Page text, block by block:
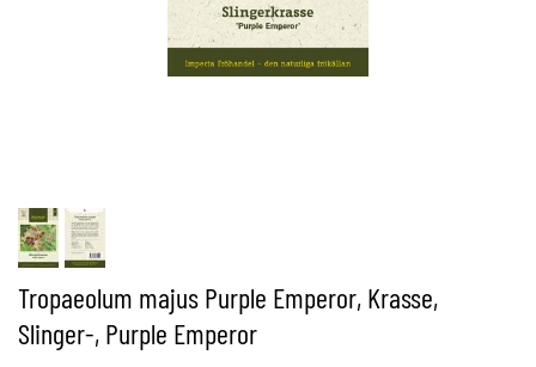
Tropaeolum majus Purple Emperor, Krasse,
Slinger-, Purple Emperor